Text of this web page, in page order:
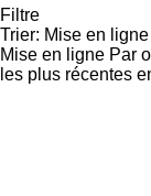
Filtre
Trier: Mise en ligne
Mise en ligne Par
les plus récentes